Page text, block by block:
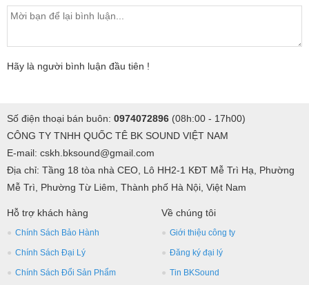
Hãy là người bình luận đầu tiên !
Số điện thoại bán buôn: 0974072896 (08h:00 - 17h00)
CÔNG TY TNHH QUỐC TÊ BK SOUND VIỆT NAM
E-mail: cskh.bksound@gmail.com
Địa chỉ: Tầng 18 tòa nhà CEO, Lô HH2-1 KĐT Mễ Trì Hạ, Phường
Mễ Trì, Phường Từ Liêm, Thành phố Hà Nội, Việt Nam
Hỗ trợ khách hàng
Chính Sách Bảo Hành
Chính Sách Đại Lý
Chính Sách Đổi Sản Phẩm
Về chúng tôi
Giới thiệu công ty
Đăng ký đại lý
Tin BKSound